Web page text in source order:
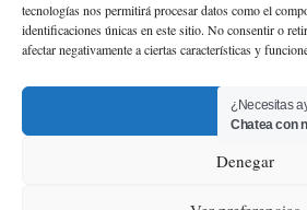
tecnologías nos permitirá procesar datos como el
identificaciones únicas en este sitio. No consentir o
afectar negativamente a ciertas características y
Aceptar
Denegar
Ginebra
Martin
Miller
Política de
¿Necesitas
Chatea con